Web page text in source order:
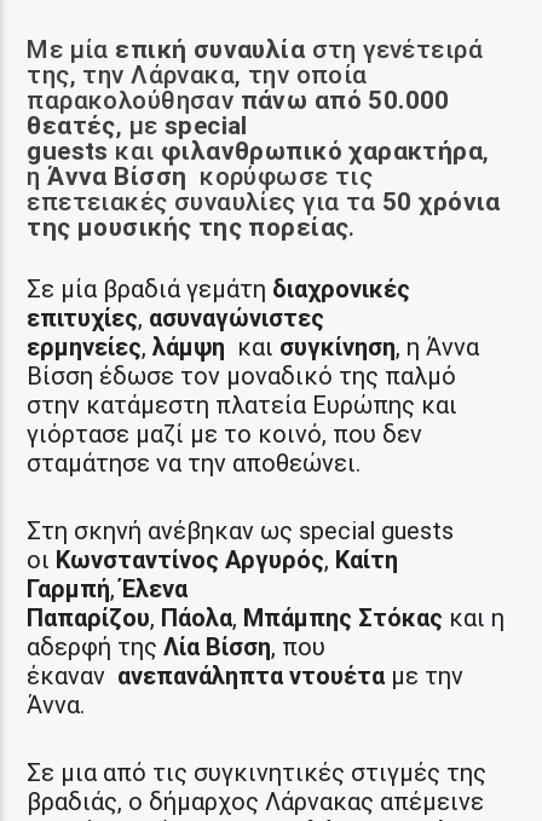
Με μία επική συναυλία στη γενέτειρά
της, την Λάρνακα, την οποία
παρακολούθησαν πάνω από 50.000
θεατές, με special
guests και φιλανθρωπικό χαρακτήρα,
ηΆννα Βίσση κορύφωσε τις
επετειακές συναυλίες για τα 50 χρόνια
της μουσικής της πορείας.
Σε μία βραδιά γεμάτη διαχρονικές
επιτυχίες, ασυναγώνιστες
ερμηνείες,λάμψη και συγκίνηση, η Άννα
Βίσση έδωσε τον μοναδικό της παλμό
στην κατάμεστη πλατεία Ευρώπης και
γιόρτασε μαζί με το κοινό, που δεν
σταμάτησε να την αποθεώνει.
Στη σκηνή ανέβηκαν ως special guests
οι Κωνσταντίνος Αργυρός, Καίτη
Γαρμπή,Έλενα
Παπαρίζου, Πάολα, Μπάμπης Στόκας και η
αδερφή τηςΛία Βίσση, που
έκαναν ανεπανάληπτα ντουέτα με την
Άννα.
Σε μια από τις συγκινητικές στιγμές της
βραδιάς, ο δήμαρχος Λάρνακας απέμεινε